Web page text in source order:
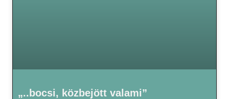
„..bocsi, közbejött valami”